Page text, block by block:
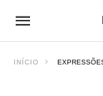
INÍCIO